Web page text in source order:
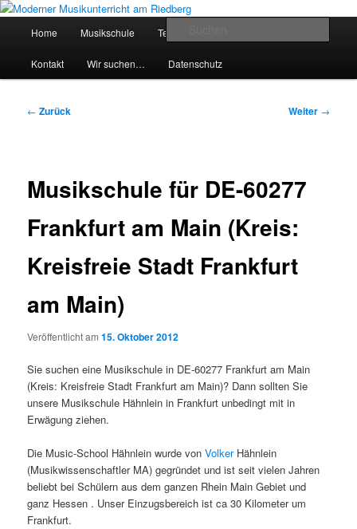
Zum
wechseln
Moderner Musikunterricht am
Home Musikschule Team
Kontakt Wir suchen… Datenschutz
Beitragsnavigation
← Zurück Weiter →
Musikschule für DE-60277
Frankfurt am Main (Kreis:
Kreisfreie Stadt Frankfurt
am Main)
Veröffentlicht am15. Oktober 2012
Sie suchen eine Musikschule in DE-60277 Frankfurt am Main
(Kreis: Kreisfreie Stadt Frankfurt am Main)? Dann sollten Sie
unsere Musikschule Hähnlein in Frankfurt unbedingt mit in
Erwägung ziehen.
Die Music-School Hähnlein wurde vonVolkerHähnlein
(Musikwissenschaftler MA) gegründet und ist seit vielen Jahren
beliebt bei Schülern aus dem ganzen Rhein Main Gebiet und
ganz Hessen . Unser Einzugsbereich ist ca 30 Kilometer um
Frankfurt.